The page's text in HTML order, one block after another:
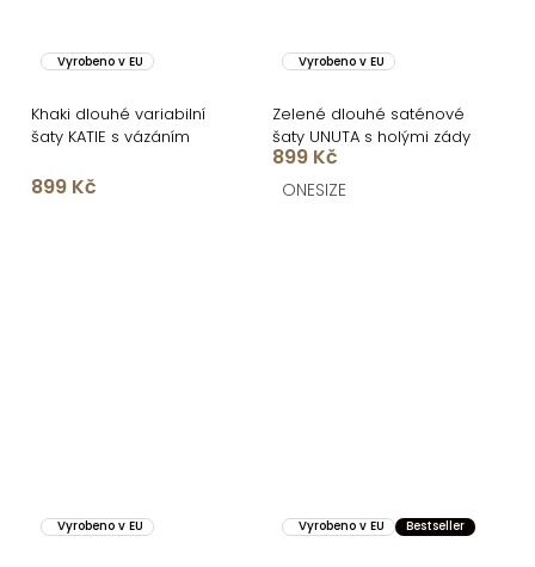
Vyrobeno v EU
Khaki dlouhé variabilní
šaty KATIE s vázáním
899 Kč
Vyrobeno v EU
Zelené dlouhé saténové
šaty UNUTA s holými zády
899 Kč
ONESIZE
Vyrobeno v EU Vyrobeno v EU Bestseller